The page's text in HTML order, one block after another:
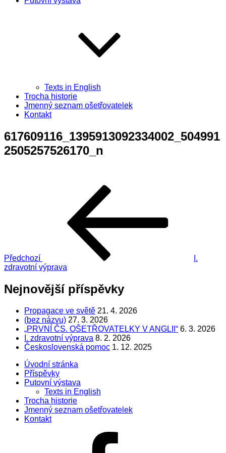
Texts in English
Trocha historie
Jmenný seznam ošetřovatelek
Kontakt
617609116_1395913092334002_504991
2505257526170_n
Předchozí
I.
zdravotní výprava
Nejnovější příspěvky
Propagace ve světě 21. 4. 2026
(bez názvu) 27. 3. 2026
„PRVNÍ ČS. OŠETŘOVATELKY V ANGLII“ 6. 3. 2026
I. zdravotní výprava 8. 2. 2026
Československá pomoc 1. 12. 2025
Úvodní stránka
Příspěvky
Putovní výstava
Texts in English
Trocha historie
Jmenný seznam ošetřovatelek
Kontakt